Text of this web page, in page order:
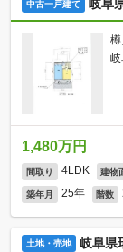
中古一戸建て 岐阜
1,480万円
間取り 4LDK 建物
築年月 25年 階数
土地・売地 岐阜県